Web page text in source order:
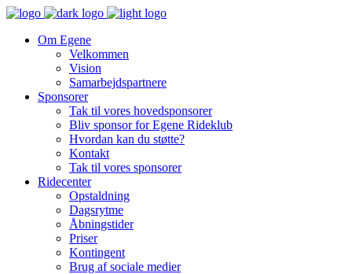
Om Egene
Velkommen
Vision
Samarbejdspartnere
Sponsorer
Tak til vores hovedsponsorer
Bliv sponsor for Egene Rideklub
Hvordan kan du støtte?
Kontakt
Tak til vores sponsorer
Ridecenter
Opstaldning
Dagsrytme
Åbningstider
Priser
Kontingent
Brug af sociale medier